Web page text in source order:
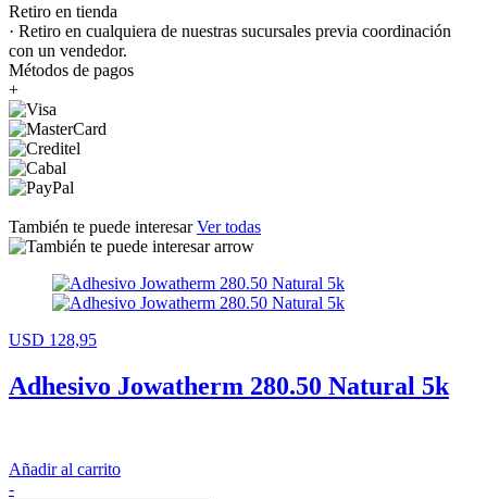
Retiro en tienda
· Retiro en cualquiera de nuestras sucursales previa coordinación
con un vendedor.
Métodos de pagos
+
También te puede interesarVer todas
USD 128,95
Adhesivo Jowatherm 280.50 Natural 5k
Añadir al carrito
-